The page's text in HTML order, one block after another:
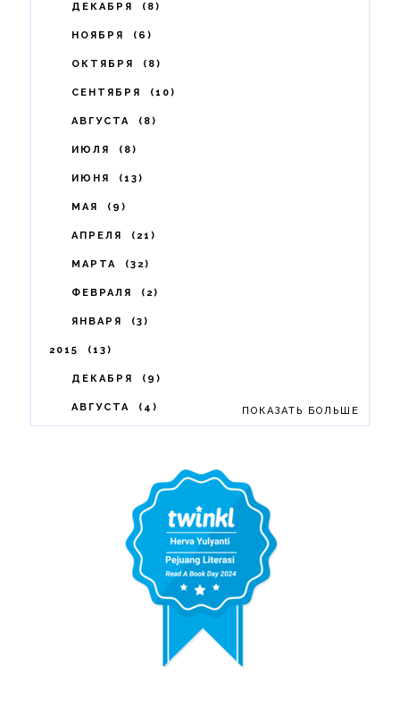
ДЕКАБРЯ 8
НОЯБРЯ 6
ОКТЯБРЯ 8
СЕНТЯБРЯ 10
АВГУСТА 8
ИЮЛЯ 8
ИЮНЯ 13
МАЯ 9
АПРЕЛЯ 21
МАРТА 32
ФЕВРАЛЯ 2
ЯНВАРЯ 3
2015 13
ДЕКАБРЯ 9
АВГУСТА 4 ПОКАЗАТЬ БОЛЬШЕ